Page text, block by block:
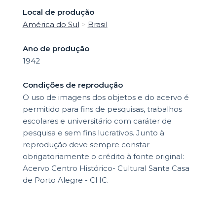
Local de produção
América do Sul > Brasil
Ano de produção
1942
Condições de reprodução
O uso de imagens dos objetos e do acervo é
permitido para fins de pesquisas, trabalhos
escolares e universitário com caráter de
pesquisa e sem fins lucrativos. Junto à
reprodução deve sempre constar
obrigatoriamente o crédito à fonte original:
Acervo Centro Histórico- Cultural Santa Casa
de Porto Alegre - CHC.